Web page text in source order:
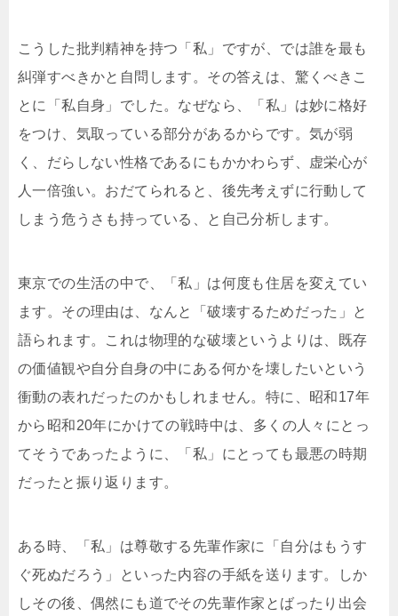
こうした批判精神を持つ「私」ですが、では誰を最も
糾弾すべきかと自問します。その答えは、驚くべきこ
とに「私自身」でした。なぜなら、「私」は妙に格好
をつけ、気取っている部分があるからです。気が弱
く、だらしない性格であるにもかかわらず、虚栄心が
人一倍強い。おだてられると、後先考えずに行動して
しまう危うさも持っている、と自己分析します。
東京での生活の中で、「私」は何度も住居を変えてい
ます。その理由は、なんと「破壊するためだった」と
語られます。これは物理的な破壊というよりは、既存
の価値観や自分自身の中にある何かを壊したいという
衝動の表れだったのかもしれません。特に、昭和17年
から昭和20年にかけての戦時中は、多くの人々にとっ
てそうであったように、「私」にとっても最悪の時期
だったと振り返ります。
ある時、「私」は尊敬する先輩作家に「自分はもうす
ぐ死ぬだろう」といった内容の手紙を送ります。しか
しその後、偶然にも道でその先輩作家とばったり出会